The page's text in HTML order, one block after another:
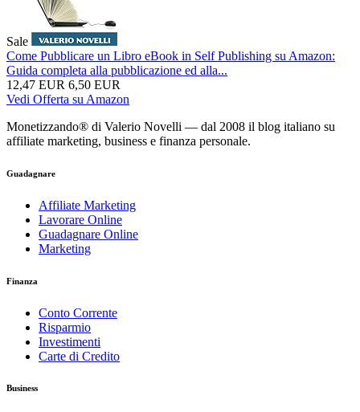
Sale
Come Pubblicare un Libro eBook in Self Publishing su Amazon:
Guida completa alla pubblicazione ed alla...
12,47 EUR 6,50 EUR
Vedi Offerta su Amazon
Monetizzando® di Valerio Novelli — dal 2008 il blog italiano su
affiliate marketing, business e finanza personale.
Guadagnare
Affiliate Marketing
Lavorare Online
Guadagnare Online
Marketing
Finanza
Conto Corrente
Risparmio
Investimenti
Carte di Credito
Business